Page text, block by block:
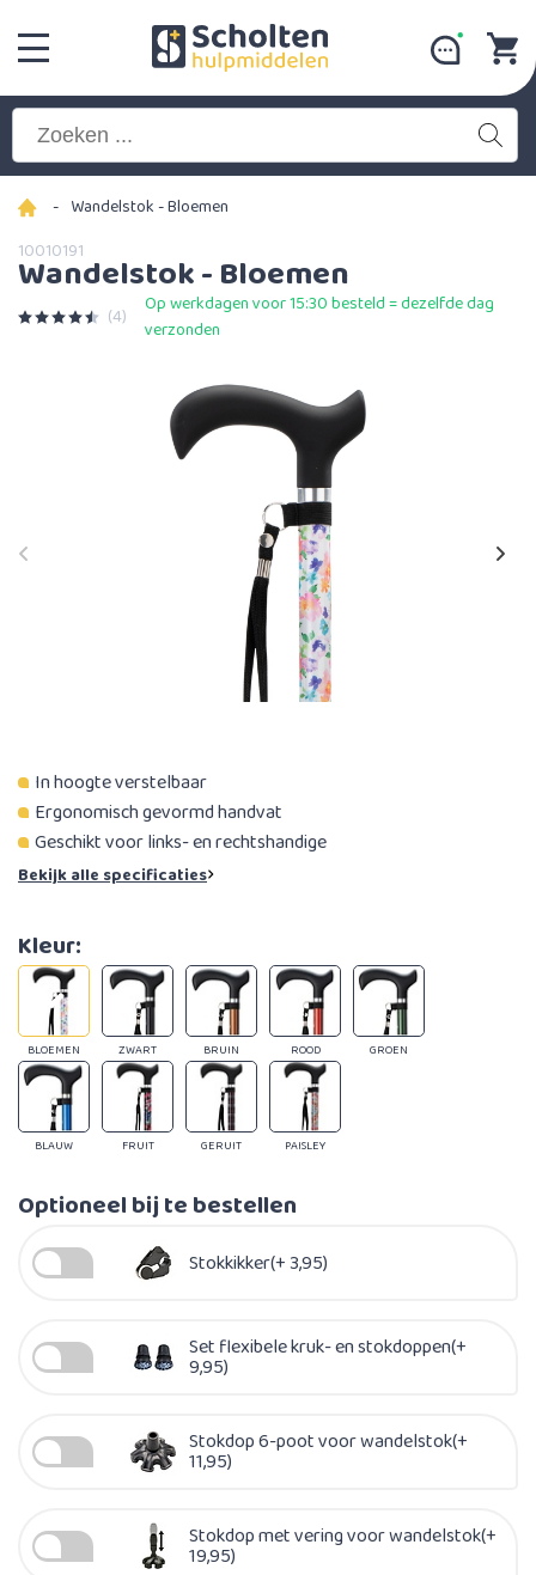
- Wandelstok - Bloemen
10010191
Wandelstok - Bloemen
(4)
Op werkdagen voor 15:30 besteld = dezelfde dag
verzonden
In hoogte verstelbaar
Ergonomisch gevormd handvat
Geschikt voor links- en rechtshandige
Bekijk alle specificaties
ZWART BRUIN ROOD GROEN
BLAUW FRUIT GERUIT
Kleur:
BLOEMEN
PAISLEY
Optioneel bij te bestellen
Stokkikker(+ 3,95)
Set flexibele kruk- en stokdoppen(+
9,95)
Stokdop 6-poot voor wandelstok(+
11,95)
Stokdop met vering voor wandelstok(+
19,95)